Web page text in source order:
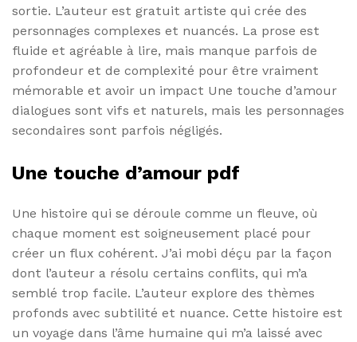
sortie. L’auteur est gratuit artiste qui crée des
personnages complexes et nuancés. La prose est
fluide et agréable à lire, mais manque parfois de
profondeur et de complexité pour être vraiment
mémorable et avoir un impact Une touche d’amour
dialogues sont vifs et naturels, mais les personnages
secondaires sont parfois négligés.
Une touche d’amour pdf
Une histoire qui se déroule comme un fleuve, où
chaque moment est soigneusement placé pour
créer un flux cohérent. J’ai mobi déçu par la façon
dont l’auteur a résolu certains conflits, qui m’a
semblé trop facile. L’auteur explore des thèmes
profonds avec subtilité et nuance. Cette histoire est
un voyage dans l’âme humaine qui m’a laissé avec